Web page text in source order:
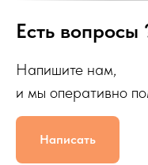
Есть вопросы
Напишите нам,
и мы оперативно
Написать